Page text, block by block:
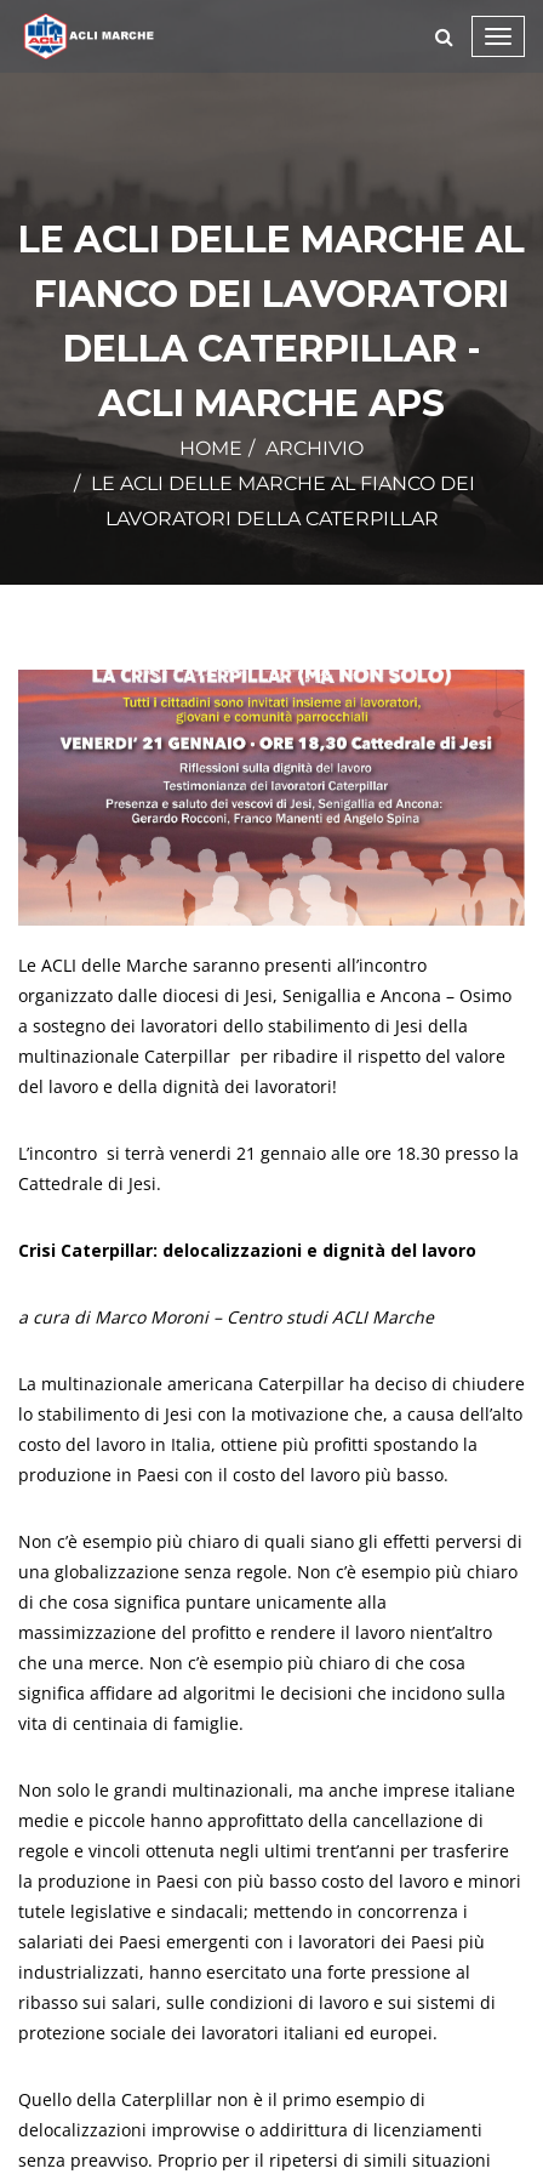
LE ACLI DELLE MARCHE AL
FIANCO DEI LAVORATORI
DELLA CATERPILLAR -
ACLI MARCHE APS
HOME
ARCHIVIO
LE ACLI DELLE MARCHE AL FIANCO DEI
LAVORATORI DELLA CATERPILLAR
Le ACLI delle Marche saranno presenti all’incontro
organizzato dalle diocesi di Jesi, Senigallia e Ancona – Osimo
a sostegno dei lavoratori dello stabilimento di Jesi della
multinazionale Caterpillar per ribadire il rispetto del valore
del lavoro e della dignità dei lavoratori!
L’incontro si terrà venerdi 21 gennaio alle ore 18.30 presso la
Cattedrale di Jesi.
Crisi Caterpillar: delocalizzazioni e dignità del lavoro
a cura di Marco Moroni – Centro studi ACLI Marche
La multinazionale americana Caterpillar ha deciso di chiudere
lo stabilimento di Jesi con la motivazione che, a causa dell’alto
costo del lavoro in Italia, ottiene più profitti spostando la
produzione in Paesi con il costo del lavoro più basso.
Non c’è esempio più chiaro di quali siano gli effetti perversi di
una globalizzazione senza regole. Non c’è esempio più chiaro
di che cosa significa puntare unicamente alla
massimizzazione del profitto e rendere il lavoro nient’altro
che una merce. Non c’è esempio più chiaro di che cosa
significa affidare ad algoritmi le decisioni che incidono sulla
vita di centinaia di famiglie.
Non solo le grandi multinazionali, ma anche imprese italiane
medie e piccole hanno approfittato della cancellazione di
regole e vincoli ottenuta negli ultimi trent’anni per trasferire
la produzione in Paesi con più basso costo del lavoro e minori
tutele legislative e sindacali; mettendo in concorrenza i
salariati dei Paesi emergenti con i lavoratori dei Paesi più
industrializzati, hanno esercitato una forte pressione al
ribasso sui salari, sulle condizioni di lavoro e sui sistemi di
protezione sociale dei lavoratori italiani ed europei.
Quello della Caterplillar non è il primo esempio di
delocalizzazioni improvvise o addirittura di licenziamenti
senza preavviso. Proprio per il ripetersi di simili situazioni